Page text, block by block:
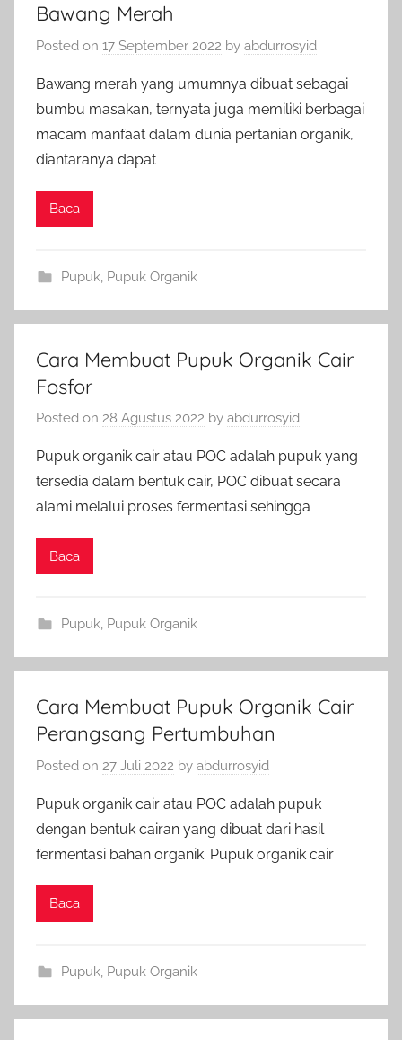
Bawang Merah
Posted on 17 September 2022 by abdurrosyid
Bawang merah yang umumnya dibuat sebagai
bumbu masakan, ternyata juga memiliki berbagai
macam manfaat dalam dunia pertanian organik,
diantaranya dapat
Baca
Pupuk, Pupuk Organik
Cara Membuat Pupuk Organik Cair
Fosfor
Posted on 28 Agustus 2022 by abdurrosyid
Pupuk organik cair atau POC adalah pupuk yang
tersedia dalam bentuk cair, POC dibuat secara
alami melalui proses fermentasi sehingga
Baca
Pupuk, Pupuk Organik
Cara Membuat Pupuk Organik Cair
Perangsang Pertumbuhan
Posted on 27 Juli 2022 by abdurrosyid
Pupuk organik cair atau POC adalah pupuk
dengan bentuk cairan yang dibuat dari hasil
fermentasi bahan organik. Pupuk organik cair
Baca
Pupuk, Pupuk Organik